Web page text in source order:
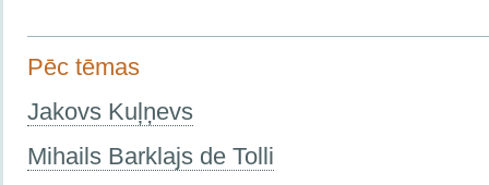
Pēc tēmas
Jakovs Kuļņevs
Mihails Barklajs de Tolli